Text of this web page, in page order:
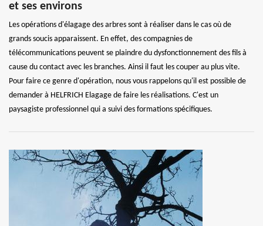
et ses environs
Les opérations d'élagage des arbres sont à réaliser dans le cas où de
grands soucis apparaissent. En effet, des compagnies de
télécommunications peuvent se plaindre du dysfonctionnement des fils à
cause du contact avec les branches. Ainsi il faut les couper au plus vite.
Pour faire ce genre d'opération, nous vous rappelons qu'il est possible de
demander à HELFRICH Elagage de faire les réalisations. C'est un
paysagiste professionnel qui a suivi des formations spécifiques.